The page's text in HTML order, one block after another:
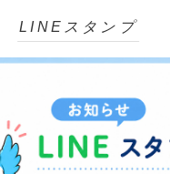
LINEスタンプ